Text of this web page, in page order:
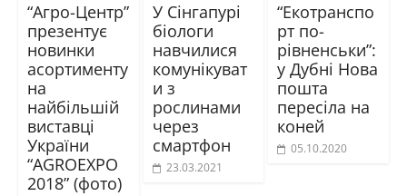
“Агро-Центр”
презентує
новинки
асортименту
на
найбільшій
виставці
України
“AGROEXPO
2018” (фото)
У Сінгапурі
біологи
навчилися
комунікуват
и з
рослинами
через
смартфон
23.03.2021
“Екотранспо
рт по-
рівненськи”:
у Дубні Нова
пошта
пересіла на
коней
05.10.2020